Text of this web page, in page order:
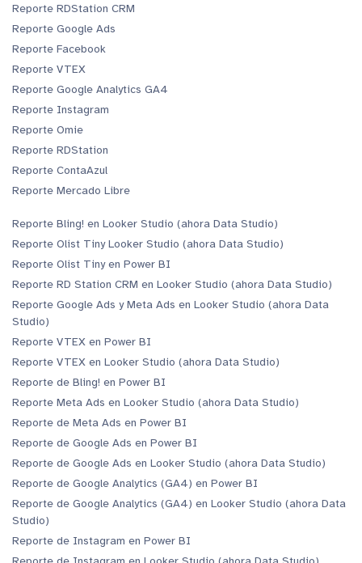
Reporte RDStation CRM
Reporte Google Ads
Reporte Facebook
Reporte VTEX
Reporte Google Analytics GA4
Reporte Instagram
Reporte Omie
Reporte RDStation
Reporte ContaAzul
Reporte Mercado Libre
Reporte Bling! en Looker Studio (ahora Data Studio)
Reporte Olist Tiny Looker Studio (ahora Data Studio)
Reporte Olist Tiny en Power BI
Reporte RD Station CRM en Looker Studio (ahora Data Studio)
Reporte Google Ads y Meta Ads en Looker Studio (ahora Data
Studio)
Reporte VTEX en Power BI
Reporte VTEX en Looker Studio (ahora Data Studio)
Reporte de Bling! en Power BI
Reporte Meta Ads en Looker Studio (ahora Data Studio)
Reporte de Meta Ads en Power BI
Reporte de Google Ads en Power BI
Reporte de Google Ads en Looker Studio (ahora Data Studio)
Reporte de Google Analytics (GA4) en Power BI
Reporte de Google Analytics (GA4) en Looker Studio (ahora Data
Studio)
Reporte de Instagram en Power BI